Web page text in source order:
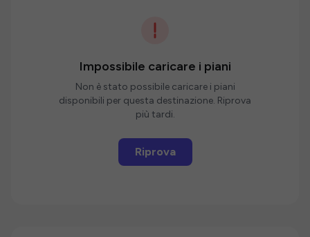
Impossibile caricare i piani
Non è stato possibile caricare i piani
disponibili per questa destinazione. Riprova
più tardi.
Riprova